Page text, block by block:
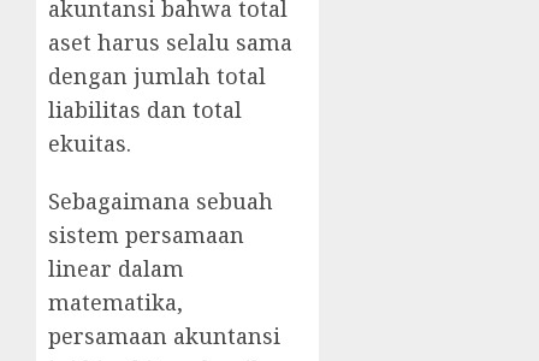
akuntansi bahwa total
aset harus selalu sama
dengan jumlah total
liabilitas dan total
ekuitas.
Sebagaimana sebuah
sistem persamaan
linear dalam
matematika,
persamaan akuntansi